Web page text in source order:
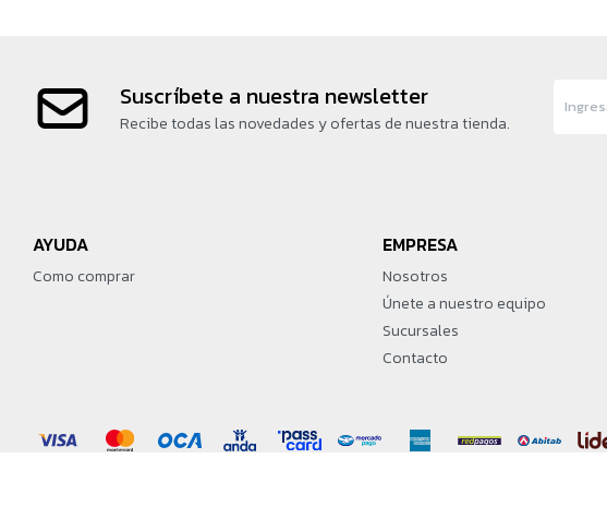
Suscríbete a nuestra newsletter
Recibe todas las novedades y ofertas de nuestra tienda.
AYUDA
Como comprar
EMPRESA
Nosotros
Únete a nuestro equipo
Sucursales
Contacto